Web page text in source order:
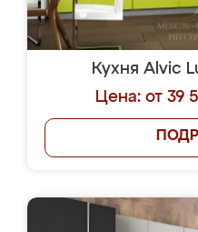
Кухня Alvic
Цена: от 39